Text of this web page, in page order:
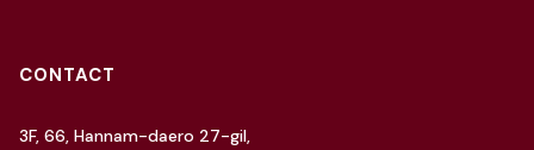
CONTACT
3F, 66, Hannam-daero 27-gil,